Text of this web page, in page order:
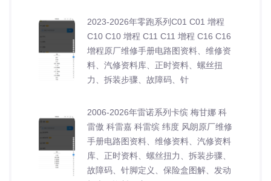
2023-2026年零跑系列C01 C01 增程
C10 C10 增程 C11 C11 增程 C16 C16
增程原厂维修手册电路图资料、维修资
料、汽修资料库、正时资料、螺丝扭
力、拆装步骤、故障码、针
2006-2026年雷诺系列卡缤 梅甘娜 科
雷傲 科雷嘉 科雷缤 纬度 风朗原厂维修
手册电路图资料、维修资料、汽修资料
库、正时资料、螺丝扭力、拆装步骤、
故障码、针脚定义、保险盒图解、发动